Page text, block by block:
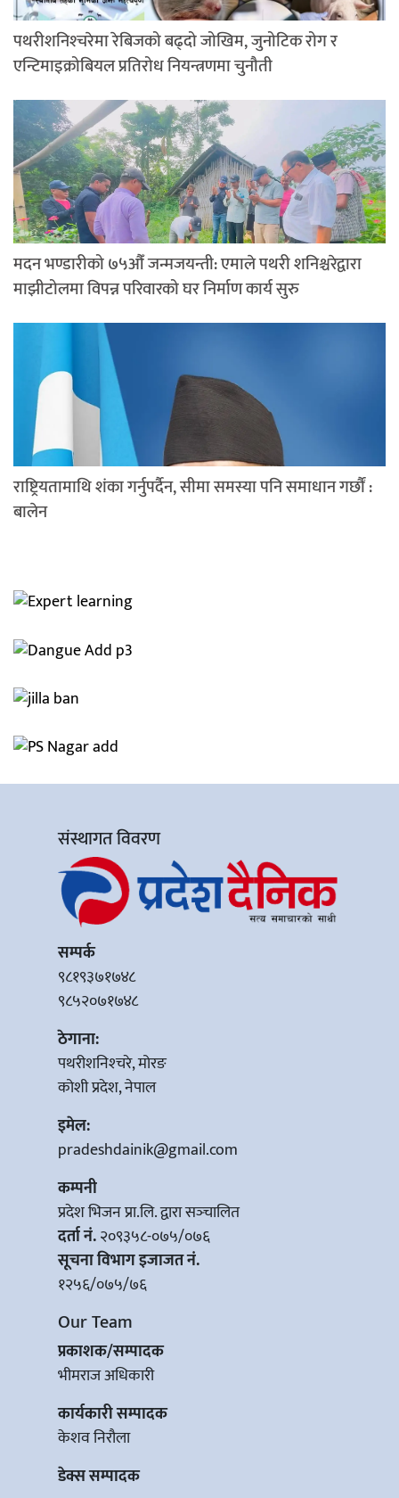
पथरीशनिश्‍चरेमा रेबिजको बढ्दो जोखिम, जुनोटिक रोग र
एन्टिमाइक्रोबियल प्रतिरोध नियन्त्रणमा चुनौती
मदन भण्डारीको ७५औँ जन्मजयन्ती: एमाले पथरी शनिश्चरेद्वारा
माझीटोलमा विपन्न परिवारको घर निर्माण कार्य सुरु
राष्ट्रियतामाथि शंका गर्नुपर्दैन, सीमा समस्या पनि समाधान गर्छौं :
बालेन
संस्थागत विवरण
सम्पर्क
९८१९३७१७४८
९८५२०७१७४८
ठेगाना:
पथरीशनिश्‍चरे, मोरङ
कोशी प्रदेश, नेपाल
इमेल:
pradeshdainik@gmail.com
कम्पनी
प्रदेश भिजन प्रा.लि. द्वारा सञ्‍चालित
दर्ता नं.२०९३५८-०७५/०७६
सूचना विभाग इजाजत नं.
१२५६/०७५/७६
Our Team
प्रकाशक/सम्पादक
भीमराज अधिकारी
कार्यकारी सम्पादक
केशव निरौला
डेक्स सम्पादक